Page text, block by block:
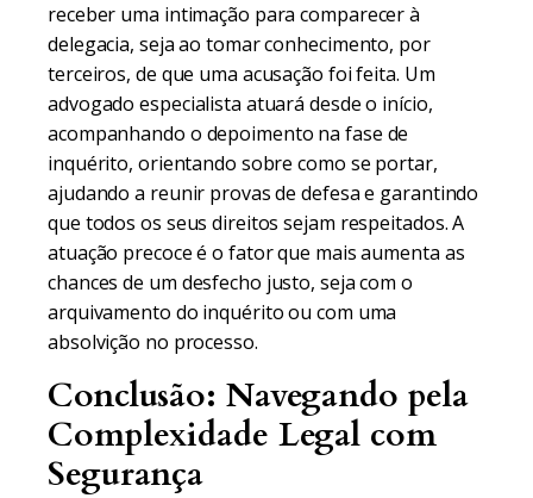
receber uma intimação para comparecer à
delegacia, seja ao tomar conhecimento, por
terceiros, de que uma acusação foi feita. Um
advogado especialista atuará desde o início,
acompanhando o depoimento na fase de
inquérito, orientando sobre como se portar,
ajudando a reunir provas de defesa e garantindo
que todos os seus direitos sejam respeitados. A
atuação precoce é o fator que mais aumenta as
chances de um desfecho justo, seja com o
arquivamento do inquérito ou com uma
absolvição no processo.
Conclusão: Navegando pela
Complexidade Legal com
Segurança